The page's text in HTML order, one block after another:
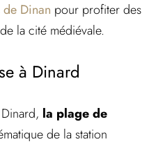
Dinan pour profiter des
la cité médiévale.
à Dinard
la plage de
de la station